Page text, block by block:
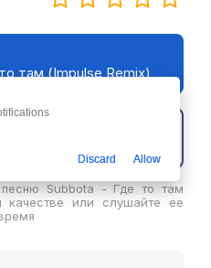
там (Impulse Remix)
Subbota - Где то там
качестве или слушайте ее
Discard Allow